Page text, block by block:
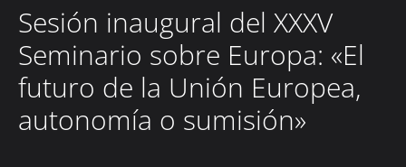
Sesión inaugural del XXXV
Seminario sobre Europa: «El
futuro de la Unión Europea,
autonomía o sumisión»